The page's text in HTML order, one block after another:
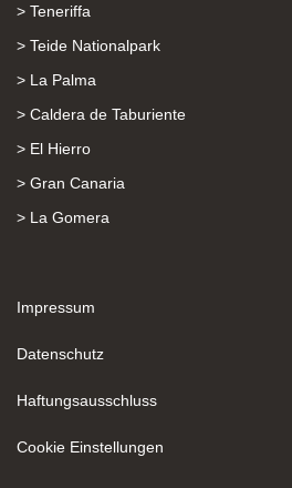
> Teneriffa
> Teide Nationalpark
> La Palma
> Caldera de Taburiente
> El Hierro
> Gran Canaria
> La Gomera
Impressum
Datenschutz
Haftungsausschluss
Cookie Einstellungen